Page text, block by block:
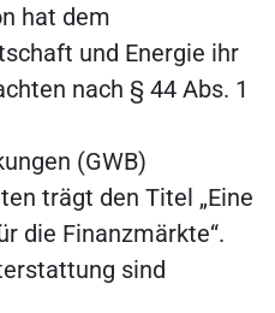
hat dem
und Energie ihr
nach § 44 Abs. 1
(GWB)
trägt den Titel „Eine
die Finanzmärkte“.
sind